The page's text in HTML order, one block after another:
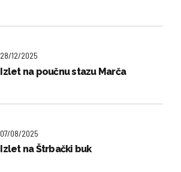
28/12/2025
Izlet na poučnu stazu Marča
07/08/2025
Izlet na Štrbački buk